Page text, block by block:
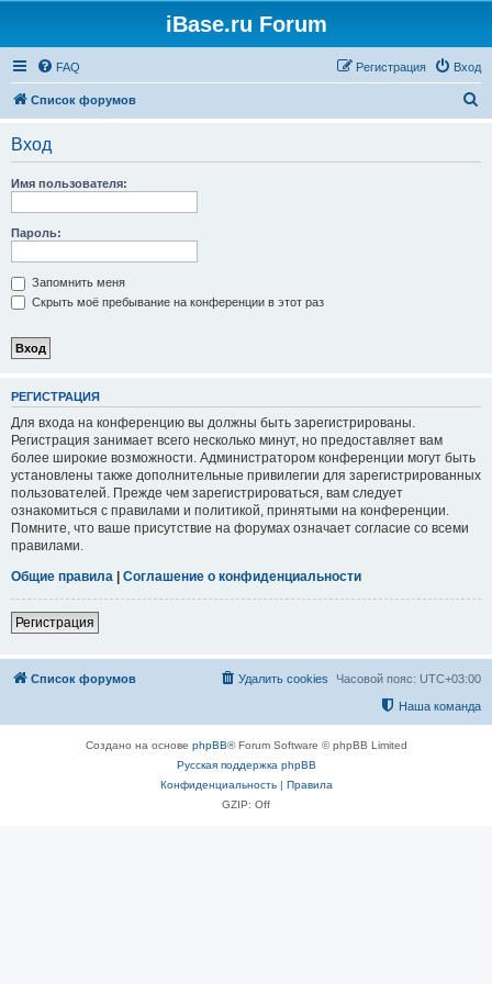
iBase.ru Forum
FAQ Вход
Регистрация
Список форумов
Вход
Имя пользователя:
Пароль:
Запомнить меня
Скрыть моё пребывание на конференции в этот раз
РЕГИСТРАЦИЯ
Для входа на конференцию вы должны быть зарегистрированы.
Регистрация занимает всего несколько минут, но предоставляет вам
более широкие возможности. Администратором конференции могут быть
установлены также дополнительные привилегии для зарегистрированных
пользователей. Прежде чем зарегистрироваться, вам следует
ознакомиться с правилами и политикой, принятыми на конференции.
Помните, что ваше присутствие на форумах означает согласие со всеми
правилами.
Общие правила | Соглашение о конфиденциальности
Регистрация
Список форумов Часовой пояс: UTC+03:00
Удалить cookies
Наша команда
Создано на основе phpBB® Forum Software © phpBB Limited
Русская поддержка phpBB
Конфиденциальность| Правила
GZIP: Off